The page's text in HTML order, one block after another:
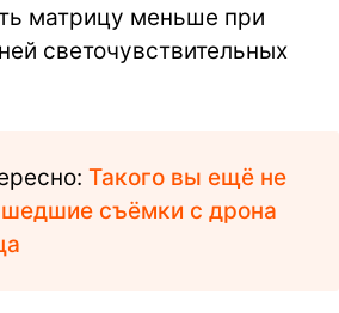
матрицу меньше при
светочувствительных
Такого вы ещё не
съёмки с дрона